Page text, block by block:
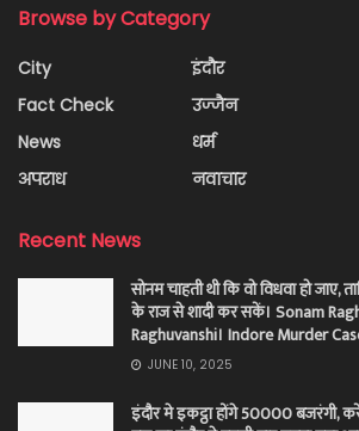
Browse by Category
City
Fact Check
News
अपराध
इंदौर
उज्जैन
धर्म
नवाचार
Recent News
सोनम चाहती थी कि वो विधवा हो जाए,
के राज से शादी कर सकें। Sonam
Raghuvanshi। Indore Murder
JUNE 10, 2025
इंदौर मे इकट्ठा होंगे 50000 बजरंगी,